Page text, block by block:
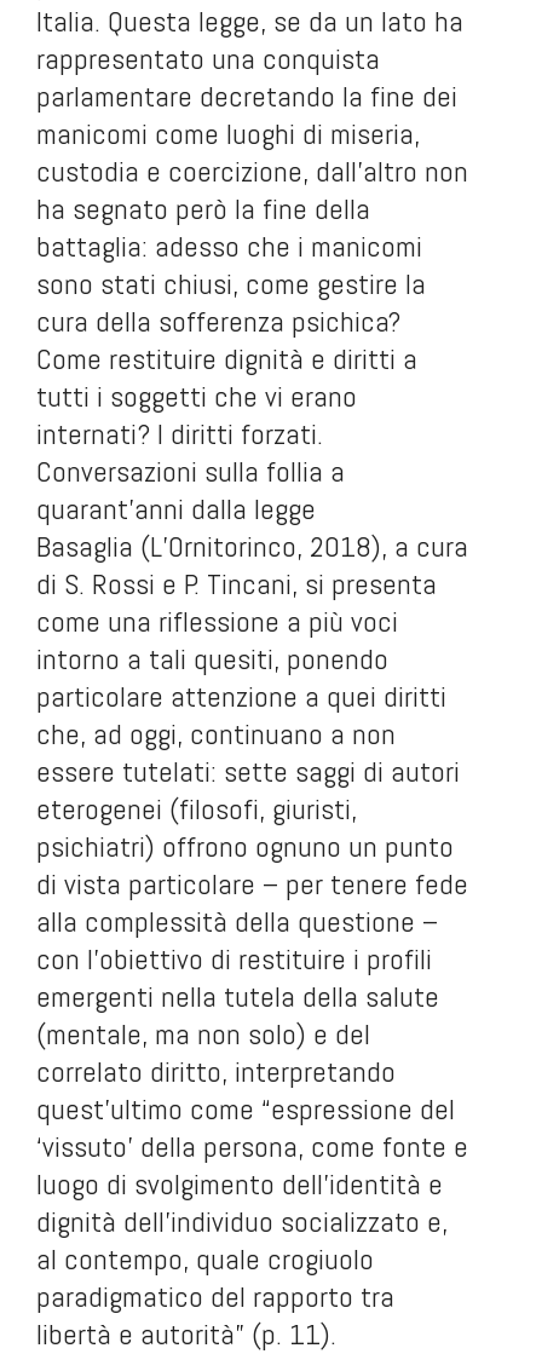
Italia. Questa legge, se da un lato ha
rappresentato una conquista
parlamentare decretando la fine dei
manicomi come luoghi di miseria,
custodia e coercizione, dall’altro non
ha segnato però la fine della
battaglia: adesso che i manicomi
sono stati chiusi, come gestire la
cura della sofferenza psichica?
Come restituire dignità e diritti a
tutti i soggetti che vi erano
internati? I diritti forzati.
Conversazioni sulla follia a
quarant’anni dalla legge
Basaglia (L’Ornitorinco, 2018), a cura
di S. Rossi e P. Tincani, si presenta
come una riflessione a più voci
intorno a tali quesiti, ponendo
particolare attenzione a quei diritti
che, ad oggi, continuano a non
essere tutelati: sette saggi di autori
eterogenei (filosofi, giuristi,
psichiatri) offrono ognuno un punto
di vista particolare – per tenere fede
alla complessità della questione –
con l’obiettivo di restituire i profili
emergenti nella tutela della salute
(mentale, ma non solo) e del
correlato diritto, interpretando
quest’ultimo come “espressione del
‘vissuto’ della persona, come fonte e
luogo di svolgimento dell’identità e
dignità dell’individuo socializzato e,
al contempo, quale crogiuolo
paradigmatico del rapporto tra
libertà e autorità” (p. 11).